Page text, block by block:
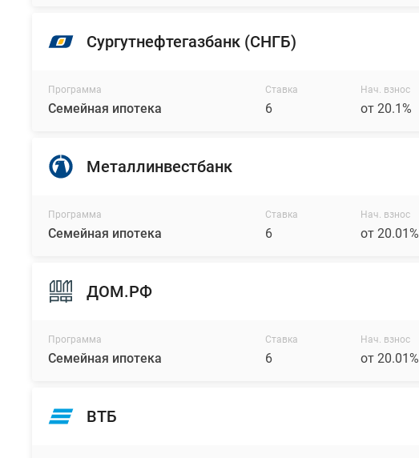
Сургутнефтегазбанк (СНГБ)
Программа
Семейная ипотека
Ставка
6
Нач. взнос
от 20.1%
Металлинвестбанк
Программа
Семейная ипотека
Ставка
6
Нач. взнос
от 20.01%
ДОМ.РФ
Программа
Семейная ипотека
Ставка
6
Нач. взнос
от 20.01%
ВТБ